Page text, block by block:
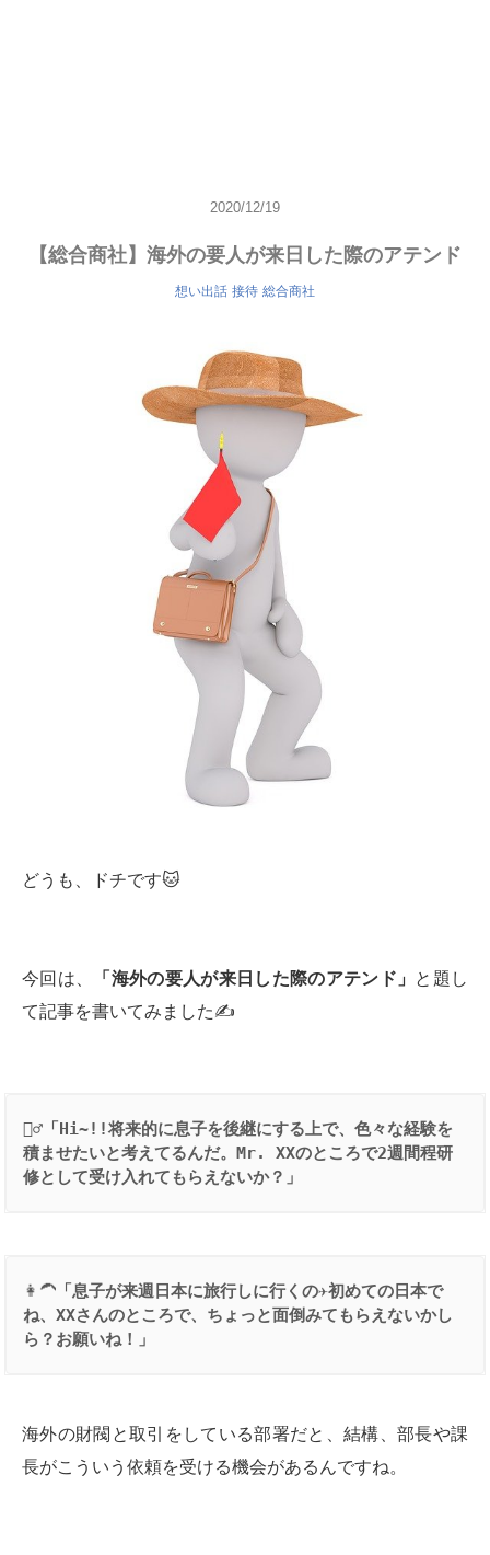
2020/12/19
【総合商社】海外の要人が来日した際のアテンド
想い出話 接待 総合商社
どうも、ドチです🐱
今回は、 「海外の要人が来日した際のアテンド」 と題し
て記事を書いてみました✍️
👳‍♂️ 「Hi~!!将来的に息子を後継にする上で、色々な経験を
積ませたいと考えてるんだ。 Mr. XXのところで2週間程研
修として受け入れてもらえないか？」
👩‍🦱 「息子が来週日本に旅行しに行くの✈️初めての日本で
ね、 XXさんのところで、ちょっと面倒みてもらえないかし
ら？お願いね！」
海外の財閥と取引をしている部署だと、結構、部長や課
長がこういう依頼を受ける機会があるんですね。